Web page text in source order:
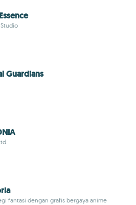
Guardians
fantasi dengan grafis bergaya anime